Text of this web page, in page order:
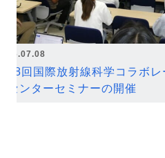
2026.07.08
第18回国際放射線科学コラボレ
ンセンターセミナーの開催